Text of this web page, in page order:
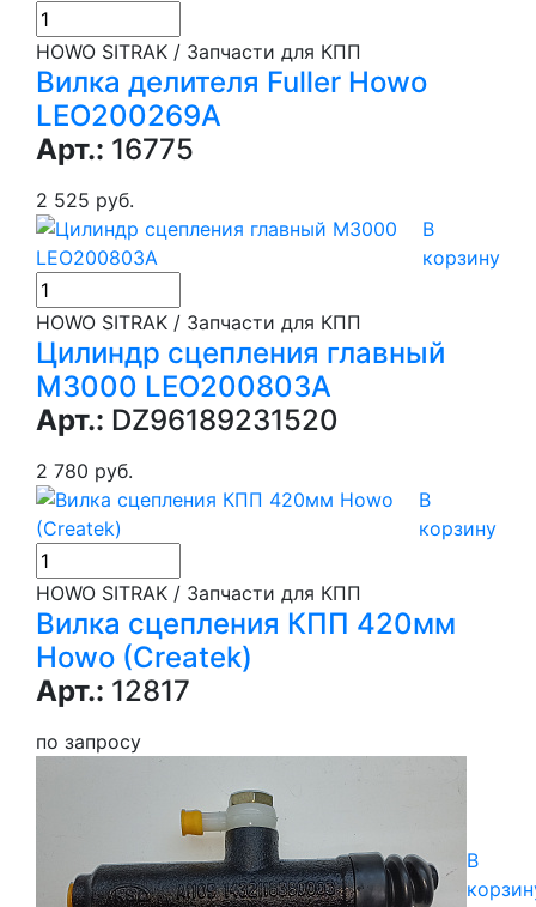
HOWO SITRAK / Запчасти для КПП
Вилка делителя Fuller Howo
LEO200269A
Арт.: 16775
2 525 руб.
В
корзину
HOWO SITRAK / Запчасти для КПП
Цилиндр сцепления главный
M3000 LEO200803A
Арт.: DZ96189231520
2 780 руб.
В
корзину
HOWO SITRAK / Запчасти для КПП
Вилка сцепления КПП 420мм
Howo (Createk)
Арт.: 12817
по запросу
В